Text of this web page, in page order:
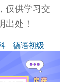
仅供学习交
处！
德语初级